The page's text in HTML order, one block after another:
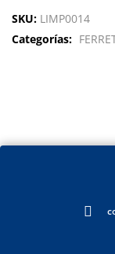
SKU: LIMP0014
Categorías: